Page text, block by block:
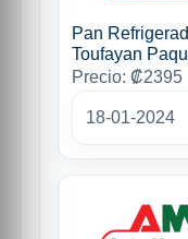
Pan
Toufayan
Precio: ₡2395
18-01-2024